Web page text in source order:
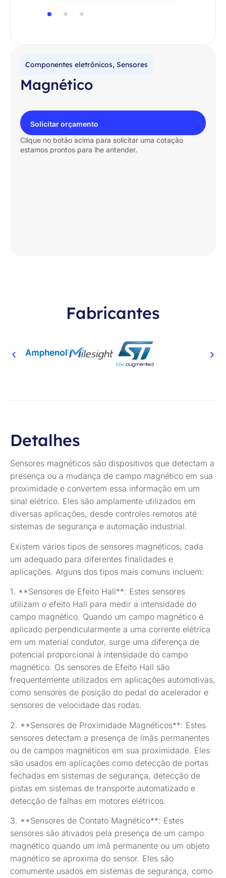
Componentes eletrônicos, Sensores
Magnético
Solicitar orçamento
Clique no botão acima para solicitar uma cotação
estamos prontos para lhe antender.
Fabricantes
Detalhes
Sensores magnéticos são dispositivos que detectam a
presença ou a mudança de campo magnético em sua
proximidade e convertem essa informação em um
sinal elétrico. Eles são amplamente utilizados em
diversas aplicações, desde controles remotos até
sistemas de segurança e automação industrial.
Existem vários tipos de sensores magnéticos, cada
um adequado para diferentes finalidades e
aplicações. Alguns dos tipos mais comuns incluem:
1. **Sensores de Efeito Hall**: Estes sensores
utilizam o efeito Hall para medir a intensidade do
campo magnético. Quando um campo magnético é
aplicado perpendicularmente a uma corrente elétrica
em um material condutor, surge uma diferença de
potencial proporcional à intensidade do campo
magnético. Os sensores de Efeito Hall são
frequentemente utilizados em aplicações automotivas,
como sensores de posição do pedal do acelerador e
sensores de velocidade das rodas.
2. **Sensores de Proximidade Magnéticos**: Estes
sensores detectam a presença de ímãs permanentes
ou de campos magnéticos em sua proximidade. Eles
são usados em aplicações como detecção de portas
fechadas em sistemas de segurança, detecção de
pistas em sistemas de transporte automatizado e
detecção de falhas em motores elétricos.
3. **Sensores de Contato Magnético**: Estes
sensores são ativados pela presença de um campo
magnético quando um ímã permanente ou um objeto
magnético se aproxima do sensor. Eles são
comumente usados em sistemas de segurança, como